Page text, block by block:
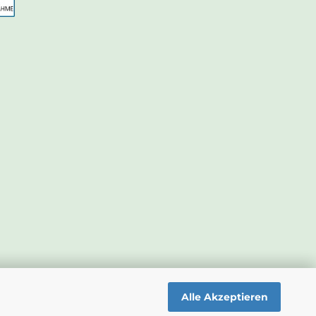
Alle Akzeptieren